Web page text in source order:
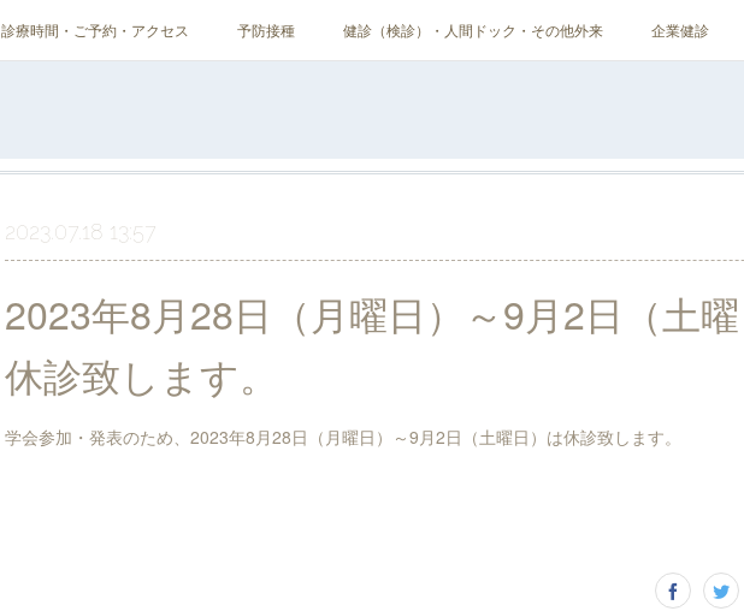
診療時間・ご予約・アクセス 予防接種 健診（検診）・人間ドック・その他外来 企業健診
2023.07.18 13:57
2023年8月28日（月曜日）～9月2日（土
休診致します。
学会参加・発表のため、2023年8月28日（月曜日）～9月2日（土曜日）は休診致します。